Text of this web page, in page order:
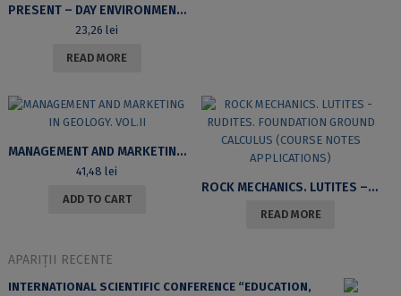
PRESENT – DAY ENVIRONMENTAL CHANGES IN ROMANIA AND TURKEY, PROCEEDINGS, THE 8TH ROMANIAN – TURKISH GEOGRAPHICAL SEMINAR 2 -11 SEPTEMBER 2012, BUCUREȘTI – SLĂNIC MOLDOVA – SINAIA, ROMANIA
23,26 lei
READ MORE
MANAGEMENT AND MARKETING IN GEOLOGY. VOL.II
41,48 lei
ADD TO CART
ROCK MECHANICS. LUTITES – RUDITES. FOUNDATION GROUND CALCULUS (COURSE NOTES APPLICATIONS)
READ MORE
APARIȚII RECENTE
INTERNATIONAL SCIENTIFIC CONFERENCE “EDUCATION,